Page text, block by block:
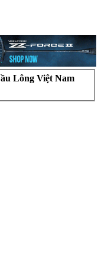
Lông Việt Nam